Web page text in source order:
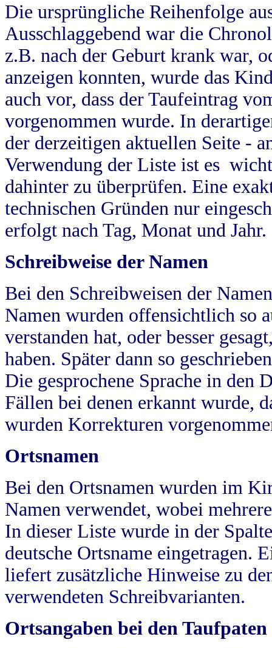
Die ursprüngliche Reihenfolge
Ausschlaggebend war die
z.B. nach der Geburt krank war,
anzeigen konnten, wurde das
auch vor, dass der Taufeintrag
vorgenommen wurde. In
der derzeitigen aktuellen Seite -
Verwendung der Liste ist es
dahinter zu überprüfen. Eine
technischen Gründen nur
erfolgt nach Tag, Monat und Jahr.
Schreibweise der Namen
Bei den Schreibweisen der
Namen wurden offensichtlich so
verstanden hat, oder besser
haben. Später dann so
Die gesprochene Sprache in
Fällen bei denen erkannt wurde,
wurden Korrekturen
Ortsnamen
Bei den Ortsnamen wurden im
Namen verwendet, wobei
In dieser Liste wurde in der
deutsche Ortsname eingetragen.
liefert zusätzliche Hinweise zu
verwendeten Schreibvarianten.
Ortsangaben bei den Taufpaten